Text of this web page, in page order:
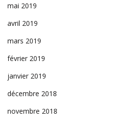
mai 2019
avril 2019
mars 2019
février 2019
janvier 2019
décembre 2018
novembre 2018